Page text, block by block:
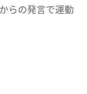
らの発言で運動